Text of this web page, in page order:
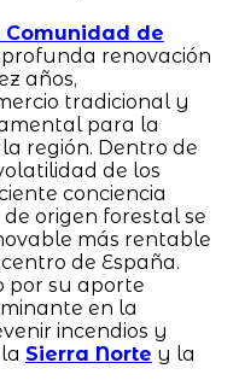
de
renovación
años,
tradicional y
para la
región. Dentro de
de los
conciencia
origen forestal se
más rentable
de España.
por su aporte
en la
incendios y
Sierra Norte y la